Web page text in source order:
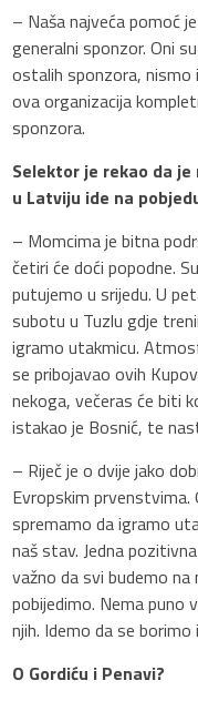
– Naša najveća pomoć
generalni sponzor. Oni
ostalih sponzora, nismo
ova organizacija
sponzora.
Selektor je rekao da
u Latviju ide na
– Momcima je bitna
četiri će doći popodne.
putujemo u srijedu. U
subotu u Tuzlu gdje
igramo utakmicu.
se pribojavao ovih
nekoga, večeras će biti
istakao je Bosnić, te
– Riječ je o dvije jako
Evropskim
spremamo da igramo
naš stav. Jedna
važno da svi budemo
pobijedimo. Nema puno
njih. Idemo da se borimo
O Gordiću i Penavi?